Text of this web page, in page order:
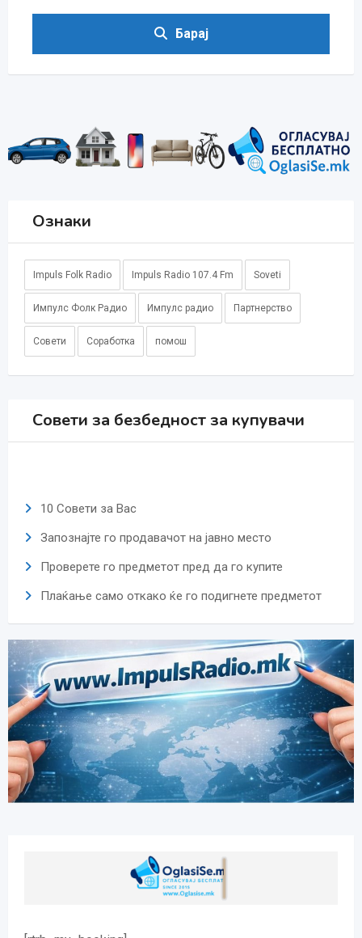
Барај
Ознаки
Impuls Folk Radio Impuls Radio 107.4 Fm Soveti
Импулс Фолк Радио Импулс радио Партнерство
Совети Соработка помош
Совети за безбедност за купувачи
10 Совети за Вас
Запознајте го продавачот на јавно место
Проверете го предметот пред да го купите
Плаќање само откако ќе го подигнете предметот